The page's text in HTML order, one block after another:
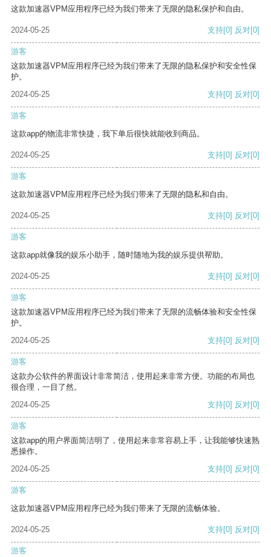
这款加速器VPM应用程序已经为我们带来了无限的隐私保护和自由。
2024-05-25 支持[0] 反对[0]
游客
这款加速器VPM应用程序已经为我们带来了无限的隐私保护和安全性保
护。
2024-05-25
支持[0] 反对[0]
游客
这款app的物流非常快捷，我下单后很快就能收到商品。
2024-05-25 支持[0] 反对[0]
游客
这款加速器VPM应用程序已经为我们带来了无限的隐私和自由。
2024-05-25 支持[0] 反对[0]
游客
这款app就像我的娱乐小助手，随时随地为我的娱乐提供帮助。
2024-05-25 支持[0] 反对[0]
游客
这款加速器VPM应用程序已经为我们带来了无限的流畅体验和安全性保
护。
2024-05-25
支持[0] 反对[0]
游客
这款办公软件的界面设计非常简洁，使用起来非常方便。功能的布局也
很合理，一目了然。
2024-05-25
支持[0] 反对[0]
游客
这款app的用户界面简洁明了，使用起来非常容易上手，让我能够快速熟
悉操作。
2024-05-25
支持[0] 反对[0]
游客
这款加速器VPM应用程序已经为我们带来了无限的流畅体验。
2024-05-25 支持[0] 反对[0]
游客